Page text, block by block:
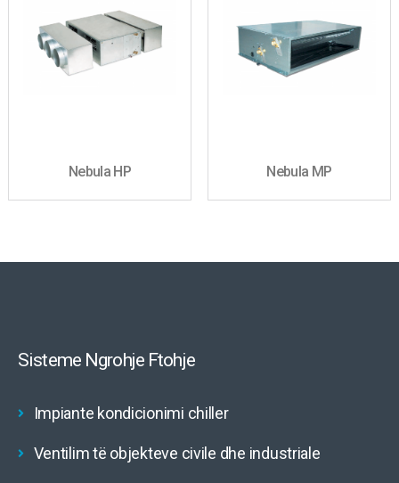
Nebula HP Nebula MP
Sisteme Ngrohje Ftohje
Impiante kondicionimi chiller
Ventilim të objekteve civile dhe industriale